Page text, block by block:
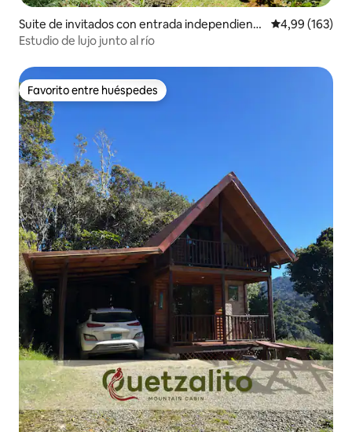
Suite de invitados con entrada independiente
en Rivas
Calificación
4,99 (163)
Estudio de lujo junto al río
Favorito entre huéspedes
Favorito entre huéspedes